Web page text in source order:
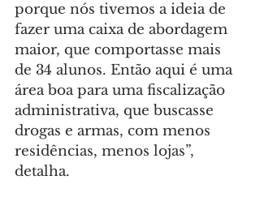
porque nós tivemos a ideia de
fazer uma caixa de abordagem
maior, que comportasse mais
de 34 alunos. Então aqui é uma
área boa para uma fiscalização
administrativa, que buscasse
drogas e armas, com menos
residências, menos lojas”,
detalha.